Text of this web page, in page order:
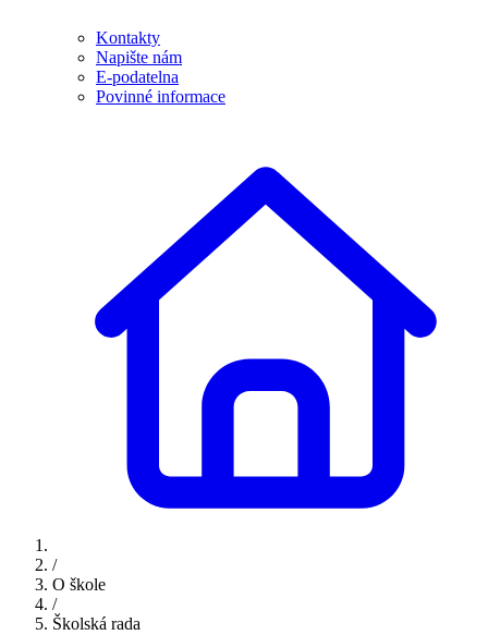
Kontakty
Napište nám
E-podatelna
Povinné informace
/
O škole
/
Školská rada